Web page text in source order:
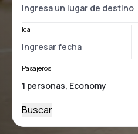
Ida
Pasajeros
Buscar